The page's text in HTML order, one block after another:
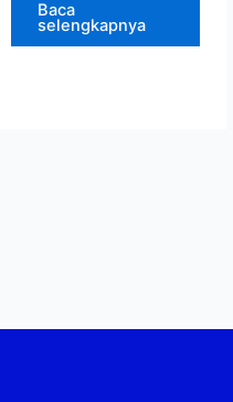
Baca
selengkapnya